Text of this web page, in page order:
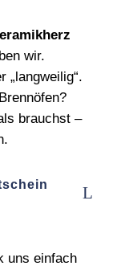
wir.
„langweilig“.
brauchst –
uns einfach